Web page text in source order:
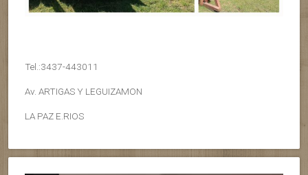
Tel.:3437-443011
Av. ARTIGAS Y LEGUIZAMON
LA PAZ E.RIOS